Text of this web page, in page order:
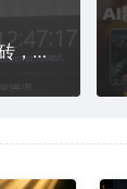
全自动游戏搬砖，每日轻松躺入1k+，长期变现暴利项目【揭秘】